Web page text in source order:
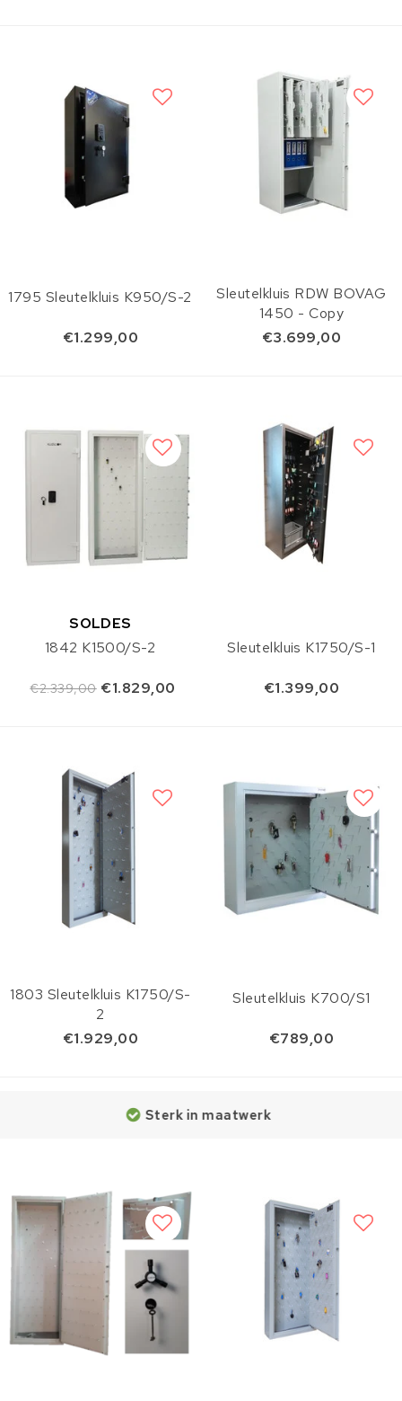
1795 Sleutelkluis K950/S-2
€1.299,00
Sleutelkluis RDW BOVAG
1450 - Copy
€3.699,00
SOLDES
1842 K1500/S-2
€2.339,00 €1.829,00
Sleutelkluis K1750/S-1
€1.399,00
1803 Sleutelkluis K1750/S-
2
€1.929,00
Sleutelkluis K700/S1
€789,00